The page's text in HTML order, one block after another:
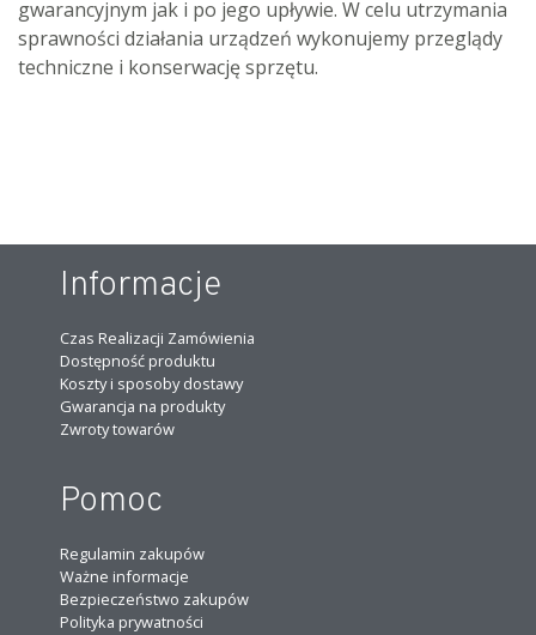
gwarancyjnym jak i po jego upływie. W celu utrzymania
sprawności działania urządzeń wykonujemy przeglądy
techniczne i konserwację sprzętu.
Informacje
Czas Realizacji Zamówienia
Dostępność produktu
Koszty i sposoby dostawy
Gwarancja na produkty
Zwroty towarów
Pomoc
Regulamin zakupów
Ważne informacje
Bezpieczeństwo zakupów
Polityka prywatności